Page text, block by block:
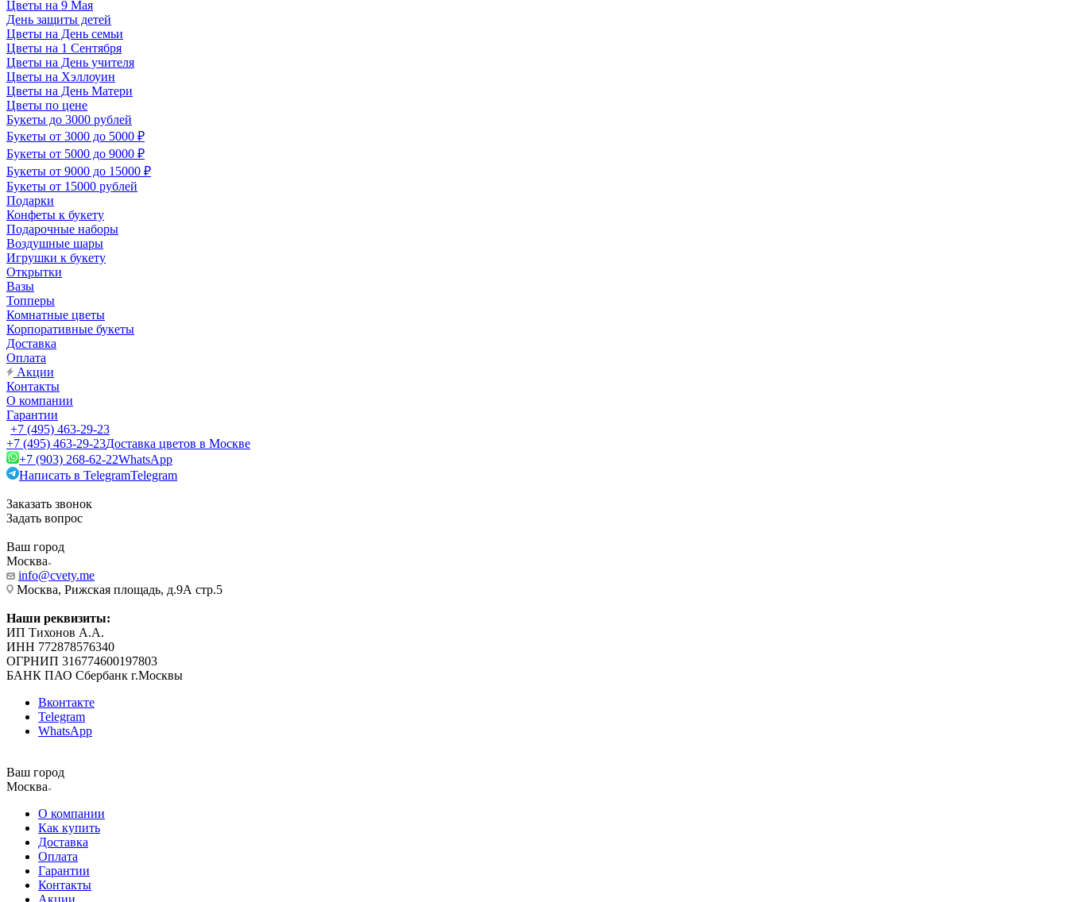
Цветы на 9 Мая
День защиты детей
Цветы на День семьи
Цветы на 1 Сентября
Цветы на День учителя
Цветы на Хэллоуин
Цветы на День Матери
Цветы по цене
Букеты до 3000 рублей
Букеты от 3000 до 5000 ₽
Букеты от 5000 до 9000 ₽
Букеты от 9000 до 15000 ₽
Букеты от 15000 рублей
Подарки
Конфеты к букету
Подарочные наборы
Воздушные шары
Игрушки к букету
Открытки
Вазы
Топперы
Комнатные цветы
Корпоративные букеты
Доставка
Оплата
Акции
Контакты
О компании
Гарантии
+7 (495) 463-29-23
+7 (495) 463-29-23Доставка цветов в Москве
+7 (903) 268-62-22WhatsApp
Написать в TelegramTelegram
Заказать звонок
Задать вопрос
Ваш город
Москва
info@cvety.me
Москва, Рижская площадь, д.9А стр.5
Наши реквизиты:
ИП Тихонов А.А.
ИНН 772878576340
ОГРНИП 316774600197803
БАНК ПАО Сбербанк г.Москвы
Вконтакте
Telegram
WhatsApp
Ваш город
Москва
О компании
Как купить
Доставка
Оплата
Гарантии
Контакты
Акции